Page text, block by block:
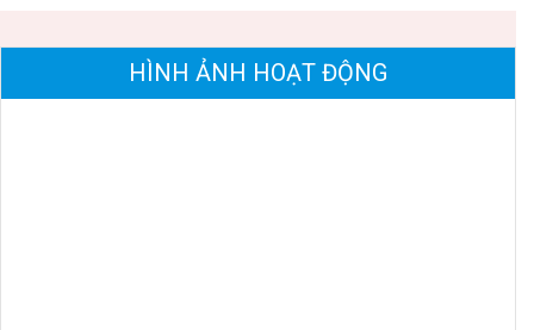
HÌNH ẢNH HOẠT ĐỘNG